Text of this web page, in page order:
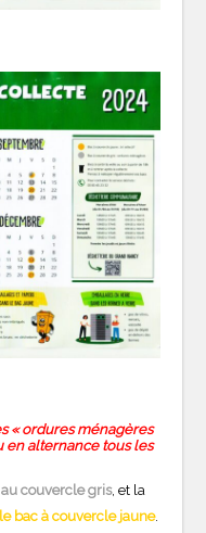
« ordures ménagères
en alternance tous les
couvercle gris, et la
bac à couvercle jaune.